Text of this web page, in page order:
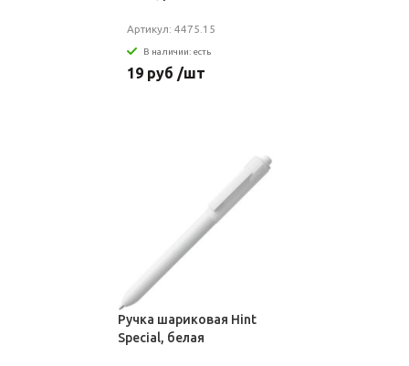
Артикул: 4475.15
В наличии: есть
19 руб /шт
Ручка шариковая Hint
Special, белая